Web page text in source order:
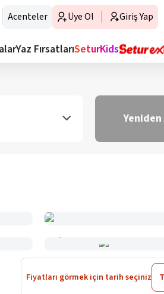
Acenteler Üye Ol Giriş Yap
Yaz FırsatlarıSeturKids
Yeniden
Fiyatları görmek için tarih seçiniz